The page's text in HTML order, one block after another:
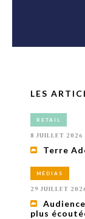
LES
RETAIL
8 JUILLET 2026
Terre
MÉDIAS
29 JUILLET
plus